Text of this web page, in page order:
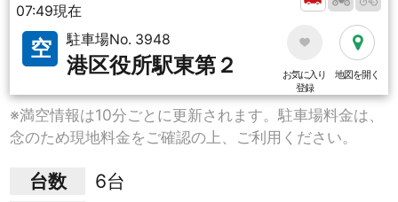
07:49現在
空 駐車場No. 3948
港区役所駅東第２
お気に入り
登録
地図を開く
※満空情報は10分ごとに更新されます。駐車場料金は、
念のため現地料金をご確認の上、ご利用ください。
台数
6台